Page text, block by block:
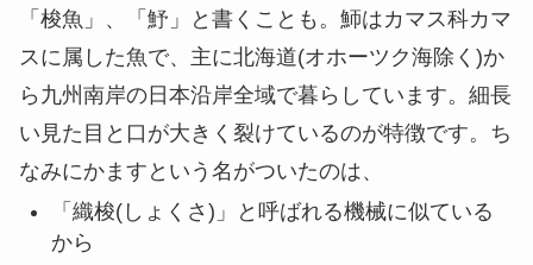
「梭魚」、「魣」と書くことも。魳はカマス科カマ
スに属した魚で、主に北海道(オホーツク海除く)か
ら九州南岸の日本沿岸全域で暮らしています。細長
い見た目と口が大きく裂けているのが特徴です。ち
なみにかますという名がついたのは、
「織梭(しょくさ)」と呼ばれる機械に似ている
から